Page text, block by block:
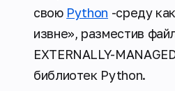
свою Python -среду
извне», разместив
EXTERNALLY-
библиотек Python.